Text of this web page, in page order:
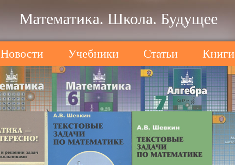
Математика. Школа. Будущее
Новости Учебники Статьи Книги